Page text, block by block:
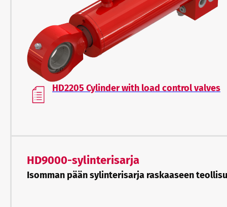
HD2205 Cylinder with load control valves
HD9000-sylinterisarja
Isomman pään sylinterisarja raskaaseen